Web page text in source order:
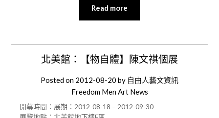
Read more
北美館：【物自體】陳文祺個展
Posted on 2012-08-20 by 自由人藝文資訊
Freedom Men Art News
開幕時間：展期：2012-08-18 – 2012-09-30